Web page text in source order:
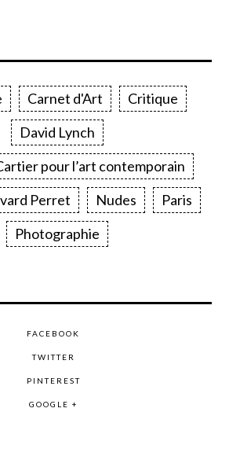
Carnet d'Art
Critique
David Lynch
pour l’art contemporain
Perret
Nudes
Paris
Photographie
FACEBOOK
TWITTER
PINTEREST
GOOGLE +